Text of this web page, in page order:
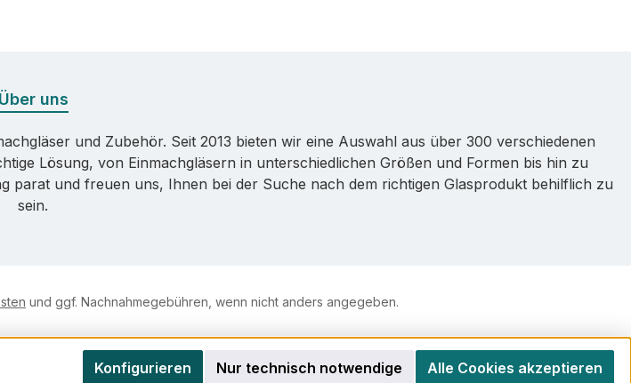
Über uns
und Zubehör. Seit 2013 bieten wir eine Auswahl aus über 300 verschiedenen
Lösung, von Einmachgläsern in unterschiedlichen Größen und Formen bis hin zu
parat und freuen uns, Ihnen bei der Suche nach dem richtigen Glasprodukt behilflich zu
sein.
und ggf. Nachnahmegebühren, wenn nicht anders angegeben.
Nur technisch notwendige
Konfigurieren Alle Cookies akzeptieren